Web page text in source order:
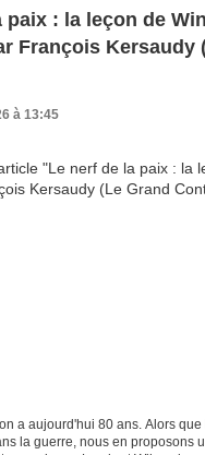
paix : la leçon de
François Kersaudy
à 13:45
a aujourd'hui 80 ans. Alors que
la guerre, nous en proposons